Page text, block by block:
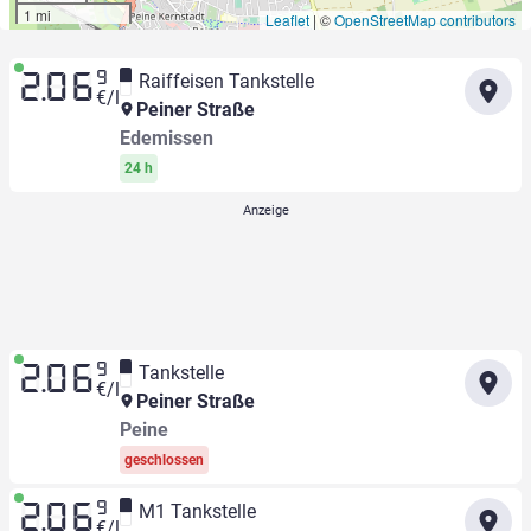
1 mi
Leaflet | ©OpenStreetMap contributors
2.06 9
€/l
Raiffeisen Tankstelle
Peiner Straße
Edemissen
24 h
2.06 9
€/l
Tankstelle
Peiner Straße
Peine
geschlossen
2.06 9
M1 Tankstelle